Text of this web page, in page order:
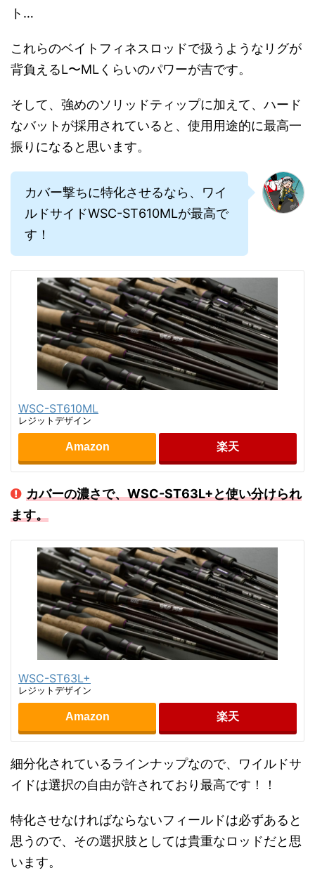
ト…
これらのベイトフィネスロッドで扱うようなリグが
背負えるL〜MLくらいのパワーが吉です。
そして、強めのソリッドティップに加えて、ハード
なバットが採用されていると、使用用途的に最高一
振りになると思います。
カバー撃ちに特化させるなら、ワイ
ルドサイドWSC-ST610MLが最高で
す！
WSC-ST610ML
レジットデザイン
Amazon 楽天
カバーの濃さで、WSC-ST63L+と使い分けられ
ます。
WSC-ST63L+
レジットデザイン
Amazon 楽天
細分化されているラインナップなので、ワイルドサ
イドは選択の自由が許されており最高です！！
特化させなければならないフィールドは必ずあると
思うので、その選択肢としては貴重なロッドだと思
います。